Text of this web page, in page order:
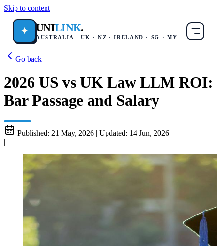
Skip to content
✦ UNILINK.
AUSTRALIA · UK · NZ · IRELAND · SG · MY
Go back
2026 US vs UK Law LLM ROI:
Bar Passage and Salary
Published: 21 May, 2026 | Updated: 14 Jun, 2026
|